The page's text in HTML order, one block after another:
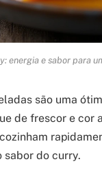
energia e sabor para
são uma
de frescor e cor
sabor do curry.